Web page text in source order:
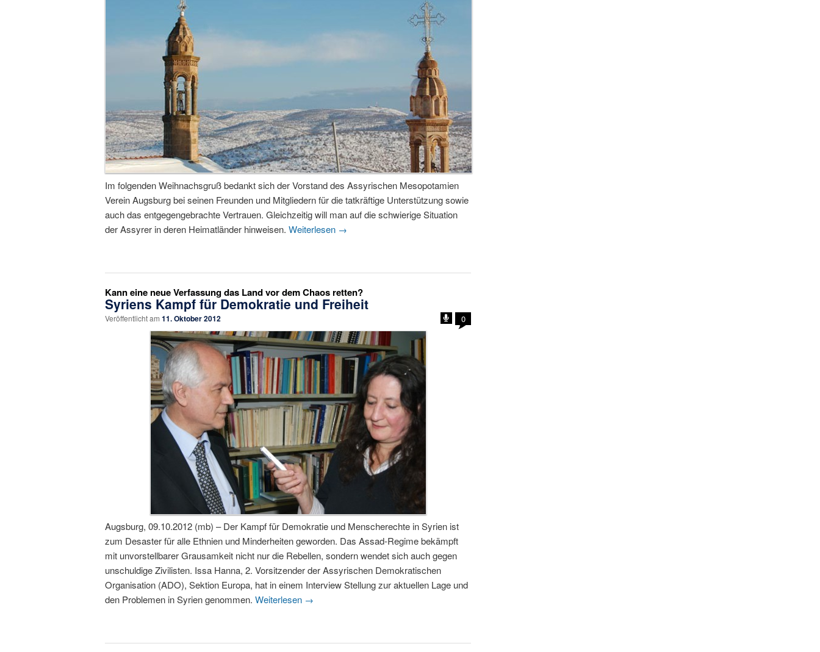
Im folgenden Weihnachsgruß bedankt sich der Vorstand des Assyrischen Mesopotamien
Verein Augsburg bei seinen Freunden und Mitgliedern für die tatkräftige Unterstützung sowie
auch das entgegengebrachte Vertrauen. Gleichzeitig will man auf die schwierige Situation
der Assyrer in deren Heimatländer hinweisen. Weiterlesen →
Kann eine neue Verfassung das Land vor dem Chaos retten?
Syriens Kampf für Demokratie und Freiheit
Veröffentlicht am 11. Oktober 2012 0
Augsburg, 09.10.2012 (mb) – Der Kampf für Demokratie und Menscherechte in Syrien ist
zum Desaster für alle Ethnien und Minderheiten geworden. Das Assad-Regime bekämpft
mit unvorstellbarer Grausamkeit nicht nur die Rebellen, sondern wendet sich auch gegen
unschuldige Zivilisten. Issa Hanna, 2. Vorsitzender der Assyrischen Demokratischen
Organisation (ADO), Sektion Europa, hat in einem Interview Stellung zur aktuellen Lage und
den Problemen in Syrien genommen. Weiterlesen →